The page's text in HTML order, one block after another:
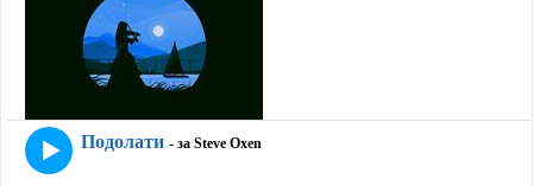
Подолати - за Steve Oxen